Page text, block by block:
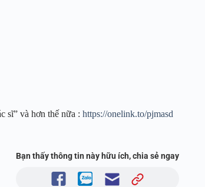
sĩ” và hơn thế nữa : https://onelink.to/pjmasd
Bạn thấy thông tin này hữu ích, chia sẻ ngay